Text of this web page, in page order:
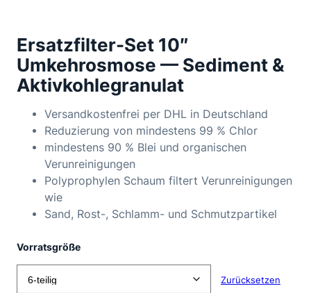
Ersatzfilter-Set 10″
Umkehrosmose — Sediment &
Aktivkohlegranulat
Versandkostenfrei per DHL in Deutschland
Reduzierung von mindestens 99 % Chlor
mindestens 90 % Blei und organischen
Verunreinigungen
Polyprophylen Schaum filtert Verunreinigungen
wie
Sand, Rost-, Schlamm- und Schmutzpartikel
Vorratsgröße
Zurücksetzen